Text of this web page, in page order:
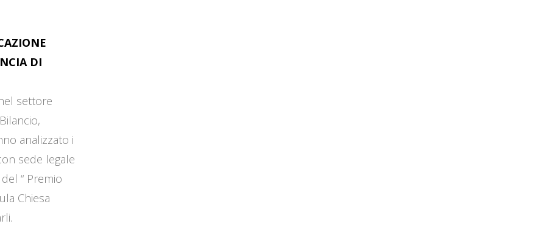
DI
settore
analizzato i
sede legale
“ Premio
Chiesa